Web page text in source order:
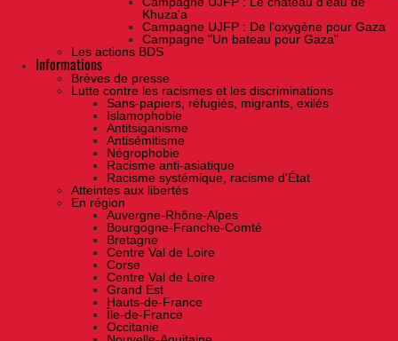
Khuza'a
Campagne UJFP : De l'oxygène pour Gaza
Campagne "Un bateau pour Gaza"
Les actions BDS
Informations
Brèves de presse
Lutte contre les racismes et les discriminations
Sans-papiers, réfugiés, migrants, exilés
Islamophobie
Antitsiganisme
Antisémitisme
Négrophobie
Racisme anti-asiatique
Racisme systémique, racisme d'État
Atteintes aux libertés
En région
Auvergne-Rhône-Alpes
Bourgogne-Franche-Comté
Bretagne
Centre Val de Loire
Corse
Centre Val de Loire
Grand Est
Hauts-de-France
Île-de-France
Occitanie